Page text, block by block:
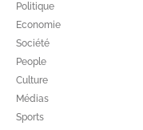
Politique
Economie
Société
People
Culture
Médias
Sports